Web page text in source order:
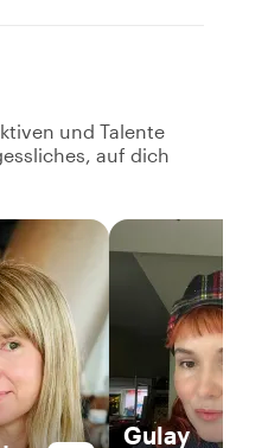
und Talente
auf dich
Gulay